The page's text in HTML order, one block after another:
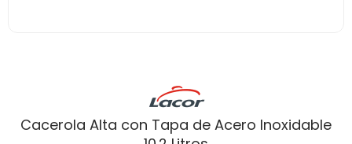
Cacerola Alta con Tapa de Acero Inoxidable